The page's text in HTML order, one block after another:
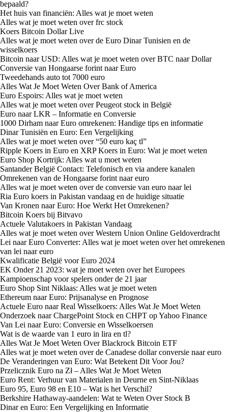
bepaald?
Het huis van financiën: Alles wat je moet weten
Alles wat je moet weten over frc stock
Koers Bitcoin Dollar Live
Alles wat je moet weten over de Euro Dinar Tunisien en de
wisselkoers
Bitcoin naar USD: Alles wat je moet weten over BTC naar Dollar
Conversie van Hongaarse forint naar Euro
Tweedehands auto tot 7000 euro
Alles Wat Je Moet Weten Over Bank of America
Euro Espoirs: Alles wat je moet weten
Alles wat je moet weten over Peugeot stock in België
Euro naar LKR – Informatie en Conversie
1000 Dirham naar Euro omrekenen: Handige tips en informatie
Dinar Tunisiën en Euro: Een Vergelijking
Alles wat je moet weten over “50 euro kaç tl”
Ripple Koers in Euro en XRP Koers in Euro: Wat je moet weten
Euro Shop Kortrijk: Alles wat u moet weten
Santander België Contact: Telefonisch en via andere kanalen
Omrekenen van de Hongaarse forint naar euro
Alles wat je moet weten over de conversie van euro naar lei
Ria Euro koers in Pakistan vandaag en de huidige situatie
Van Kronen naar Euro: Hoe Werkt Het Omrekenen?
Bitcoin Koers bij Bitvavo
Actuele Valutakoers in Pakistan Vandaag
Alles wat je moet weten over Western Union Online Geldoverdracht
Lei naar Euro Converter: Alles wat je moet weten over het omrekenen
van lei naar euro
Kwalificatie België voor Euro 2024
EK Onder 21 2023: wat je moet weten over het Europees
Kampioenschap voor spelers onder de 21 jaar
Euro Shop Sint Niklaas: Alles wat je moet weten
Ethereum naar Euro: Prijsanalyse en Prognose
Actuele Euro naar Real Wisselkoers: Alles Wat Je Moet Weten
Onderzoek naar ChargePoint Stock en CHPT op Yahoo Finance
Van Lei naar Euro: Conversie en Wisselkoersen
Wat is de waarde van 1 euro in lira en tl?
Alles Wat Je Moet Weten Over Blackrock Bitcoin ETF
Alles wat je moet weten over de Canadese dollar conversie naar euro
De Veranderingen van Euro: Wat Betekent Dit Voor Jou?
Przelicznik Euro na Zł – Alles Wat Je Moet Weten
Euro Rent: Verhuur van Materialen in Deurne en Sint-Niklaas
Euro 95, Euro 98 en E10 – Wat is het Verschil?
Berkshire Hathaway-aandelen: Wat te Weten Over Stock B
Dinar en Euro: Een Vergelijking en Informatie